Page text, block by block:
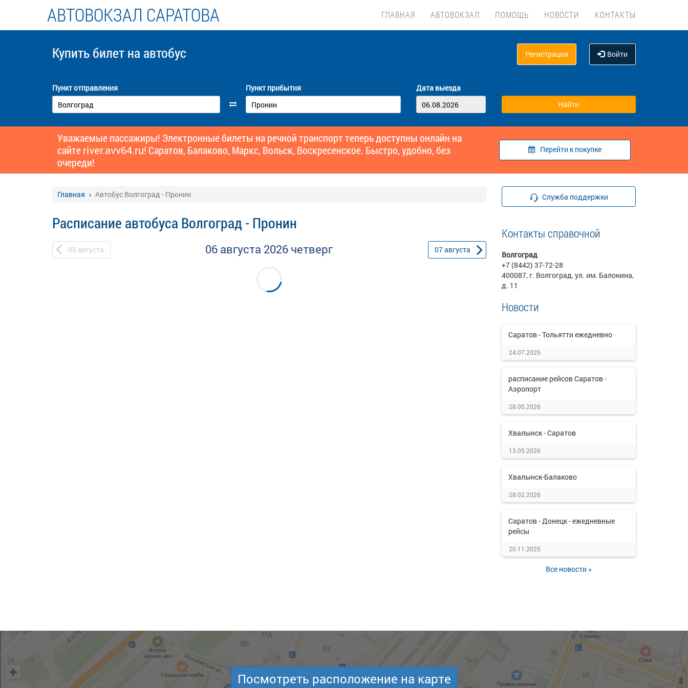
АВТОВОКЗАЛ САРАТОВА ГЛАВНАЯ АВТОВОКЗАЛ ПОМОЩЬ НОВОСТИ КОНТАКТЫ
Купить билет на автобус Регистрация Войти
Пункт отправления Пункт прибытия Дата выезда
Уважаемые пассажиры! Электронные билеты на речной транспорт теперь доступны онлайн на
сайтеriver.avv64.ru! Саратов, Балаково, Маркс, Вольск, Воскресенское. Быстро, удобно, без
очереди!
Перейти к покупке
Главная Автобус Волгоград - Пронин
Расписание автобуса Волгоград - Пронин
05 августа 06 августа 2026 четверг 07августа
Служба поддержки
Контакты справочной
Волгоград
+7 (8442) 37-72-28
400087, г. Волгоград, ул. им. Балонина,
д. 11
Новости
Саратов - Тольятти ежедневно
24.07.2026
расписание рейсов Саратов -
Аэропорт
28.05.2026
Хвалынск - Саратов
13.05.2026
Хвалынск-Балаково
28.02.2026
Саратов - Донецк - ежедневные
рейсы
20.11.2025
Все новости »
Посмотреть расположение на карте